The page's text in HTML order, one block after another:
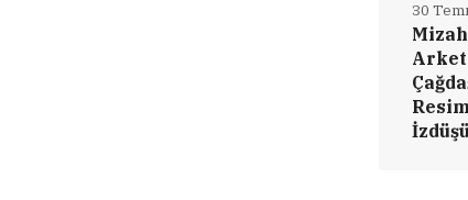
30